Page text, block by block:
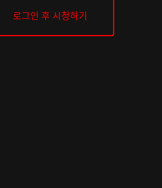
로그인 후 시청하기